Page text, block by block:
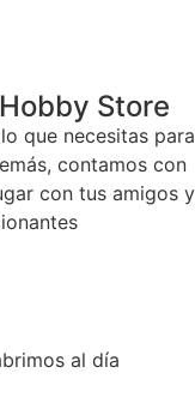
Store
que necesitas para
contamos con
con tus amigos y
al día